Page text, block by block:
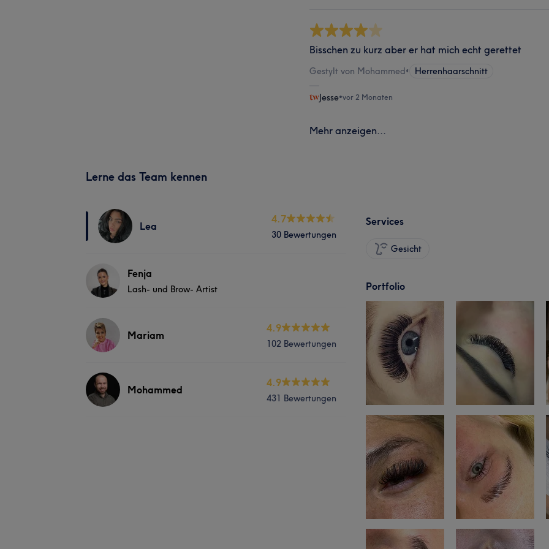
Bisschen zu kurz aber er hat mich echt gerettet
Gestylt von Mohammed• Herrenhaarschnitt
Jesse•vor 2 Monaten
Mehr anzeigen...
Lerne das Team kennen
Lea
4.7
30 Bewertungen
Fenja
Lash- und Brow- Artist
Mariam
4.9
102 Bewertungen
Mohammed
4.9
431 Bewertungen
Services
Gesicht
Portfolio